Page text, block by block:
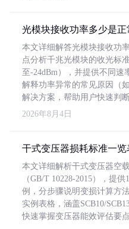
光模块接收功率多少是正
本文详细解答光模块接收功
点分析千兆光模块的收光标
至-24dBm），并提供不同
解释功率异常的常见原因（
解决方案，帮助用户快速判
2026年8月4日
干式变压器损耗标准一
本文详细解析干式变压器空
（GB/T 10228-2015），提
例，分步骤说明变损计算方
实例表格，涵盖SCB10/
快速掌握变压器能效评估要点